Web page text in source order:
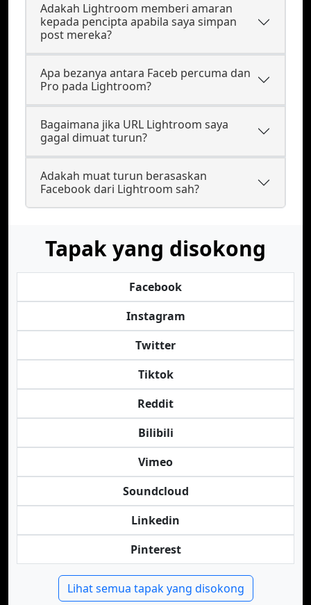
Adakah Lightroom memberi amaran
kepada pencipta apabila saya simpan
post mereka?
Apa bezanya antara Faceb percuma dan
Pro pada Lightroom?
Bagaimana jika URL Lightroom saya
gagal dimuat turun?
Adakah muat turun berasaskan
Facebook dari Lightroom sah?
Tapak yang disokong
Facebook
Instagram
Twitter
Tiktok
Reddit
Bilibili
Vimeo
Soundcloud
Linkedin
Pinterest
Lihat semua tapak yang disokong